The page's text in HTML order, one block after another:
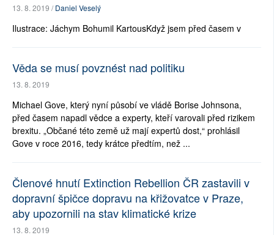
13. 8. 2019 /Daniel Veselý
Ilustrace: Jáchym Bohumil KartousKdyž jsem před časem v
Věda se musí povznést nad politiku
13. 8. 2019
Michael Gove, který nyní působí ve vládě Borise Johnsona,
před časem napadl vědce a experty, kteří varovali před rizikem
brexitu. „Občané této země už mají expertů dost,“ prohlásil
Gove v roce 2016, tedy krátce předtím, než ...
Členové hnutí Extinction Rebellion ČR zastavili v
dopravní špičce dopravu na křižovatce v Praze,
aby upozornili na stav klimatické krize
13. 8. 2019